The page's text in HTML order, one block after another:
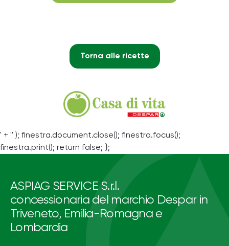
Torna alle ricette
' + '' ); finestra.document.close(); finestra.focus();
finestra.print(); return false; };
ASPIAG SERVICE S.r.l.
concessionaria del marchio Despar in
Triveneto, Emilia-Romagna e
Lombardia